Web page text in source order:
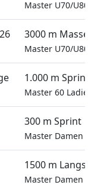
Master U70/
3000 m
Master U70/
1.000 m
Master 60
300 m Sprint
Master Damen
1500 m
Master Damen